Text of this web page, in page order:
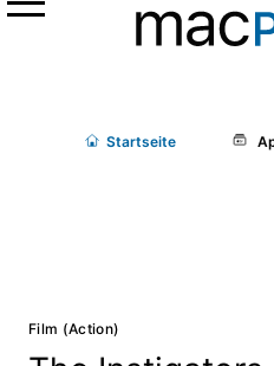
Menü
Startseite
Film (Action)